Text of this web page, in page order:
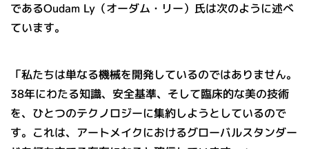
であるOudam Ly（オーダム・リー）氏は次のように述べ
ています。
「私たちは単なる機械を開発しているのではありません。
38年にわたる知識、安全基準、そして臨床的な美の技術
を、ひとつのテクノロジーに集約しようとしているので
す。これは、アートメイクにおけるグローバルスタンダー